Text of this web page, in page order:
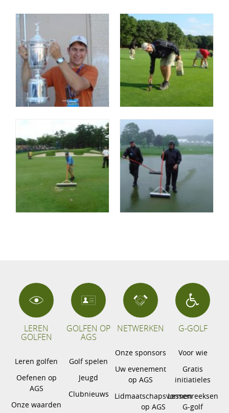
LEREN
GOLFEN
Leren golfen
Oefenen op
AGS
Onze waarden
GOLFEN OP
AGS
Golf spelen
Jeugd
Clubnieuws
NETWERKEN
Onze sponsors
Uw evenement
op AGS
Lidmaatschapsvormen
op AGS
G-GOLF
Voor wie
Gratis
initiatieles
Lessenreeksen
G-golf